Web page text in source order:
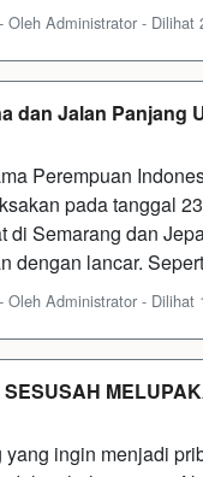
Oleh Administrator - Dilihat
dan Jalan Panjang
Perempuan
pada tanggal
di Semarang dan
dengan lancar.
Oleh Administrator - Dilihat
yang ingin menjadi